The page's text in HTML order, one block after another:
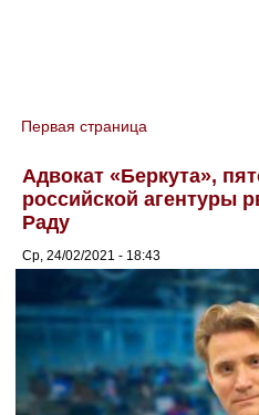
You are here
Первая страница
Адвокат «Беркута»,
российской агентуры
Раду
Ср, 24/02/2021 - 18:43